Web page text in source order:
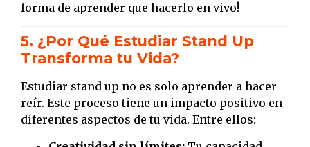
forma de aprender que hacerlo en vivo!
5. ¿Por Qué Estudiar Stand Up
Transforma tu Vida?
Estudiar stand up no es solo aprender a hacer
reír. Este proceso tiene un impacto positivo en
diferentes aspectos de tu vida. Entre ellos: